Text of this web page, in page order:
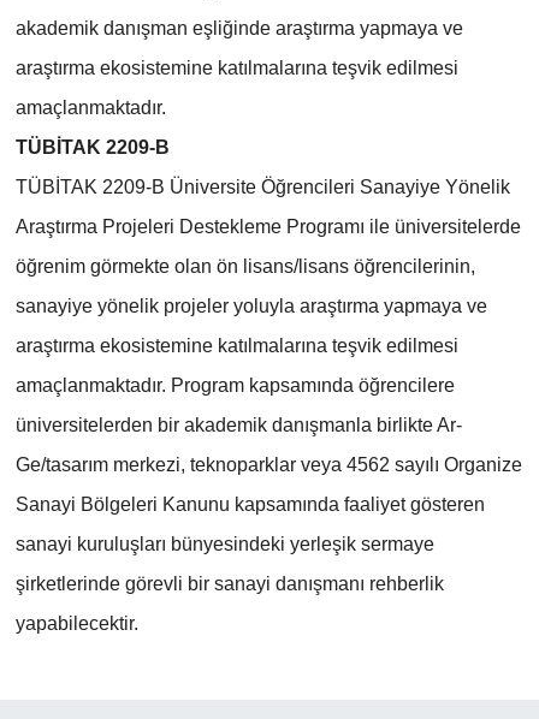
akademik danışman eşliğinde araştırma yapmaya ve
araştırma ekosistemine katılmalarına teşvik edilmesi
amaçlanmaktadır.
TÜBİTAK 2209-B
TÜBİTAK 2209-B Üniversite Öğrencileri Sanayiye Yönelik
Araştırma Projeleri Destekleme Programı ile üniversitelerde
öğrenim görmekte olan ön lisans/lisans öğrencilerinin,
sanayiye yönelik projeler yoluyla araştırma yapmaya ve
araştırma ekosistemine katılmalarına teşvik edilmesi
amaçlanmaktadır. Program kapsamında öğrencilere
üniversitelerden bir akademik danışmanla birlikte Ar-
Ge/tasarım merkezi, teknoparklar veya 4562 sayılı Organize
Sanayi Bölgeleri Kanunu kapsamında faaliyet gösteren
sanayi kuruluşları bünyesindeki yerleşik sermaye
şirketlerinde görevli bir sanayi danışmanı rehberlik
yapabilecektir.